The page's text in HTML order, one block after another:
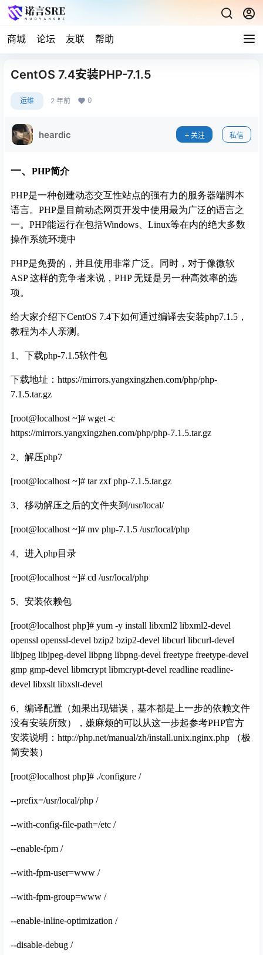
商城 论坛 友联 帮助
CentOS 7.4安装PHP-7.1.5
运维 2 年前 0
heardic 关注 私信
一、 PHP简介
PHP是一种创建动态交互性站点的强有力的服务器端脚本
语言。PHP是目前动态网页开发中使用最为广泛的语言之
一。PHP能运行在包括Windows、Linux等在内的绝大多数
操作系统环境中
PHP是免费的，并且使用非常广泛。同时，对于像微软
ASP 这样的竞争者来说，PHP 无疑是另一种高效率的选
项。
给大家介绍下CentOS 7.4下如何通过编译去安装php7.1.5，
教程为本人亲测。
1、下载php-7.1.5软件包
下载地址：https://mirrors.yangxingzhen.com/php/php-
7.1.5.tar.gz
[root@localhost ~]# wget -c
https://mirrors.yangxingzhen.com/php/php-7.1.5.tar.gz
2、解压php7
[root@localhost ~]# tar zxf php-7.1.5.tar.gz
3、移动解压之后的文件夹到/usr/local/
[root@localhost ~]# mv php-7.1.5 /usr/local/php
4、进入php目录
[root@localhost ~]# cd /usr/local/php
5、安装依赖包
[root@localhost php]# yum -y install libxml2 libxml2-devel
openssl openssl-devel bzip2 bzip2-devel libcurl libcurl-devel
libjpeg libjpeg-devel libpng libpng-devel freetype freetype-devel
gmp gmp-devel libmcrypt libmcrypt-devel readline readline-
devel libxslt libxslt-devel
6、编译配置（如果出现错误，基本都是上一步的依赖文件
没有安装所致），嫌麻烦的可以从这一步起参考PHP官方
安装说明： http://php.net/manual/zh/install.unix.nginx.php （极
简安装）
[root@localhost php]# ./configure /
--prefix=/usr/local/php /
--with-config-file-path=/etc /
--enable-fpm /
--with-fpm-user=www /
--with-fpm-group=www /
--enable-inline-optimization /
--disable-debug /